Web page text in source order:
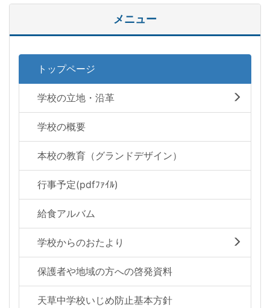
メニュー
トップページ
学校の立地・沿革
学校の概要
本校の教育（グランドデザイン）
行事予定(pdfﾌｧｲﾙ)
給食アルバム
学校からのおたより
保護者や地域の方への啓発資料
天草中学校いじめ防止基本方針